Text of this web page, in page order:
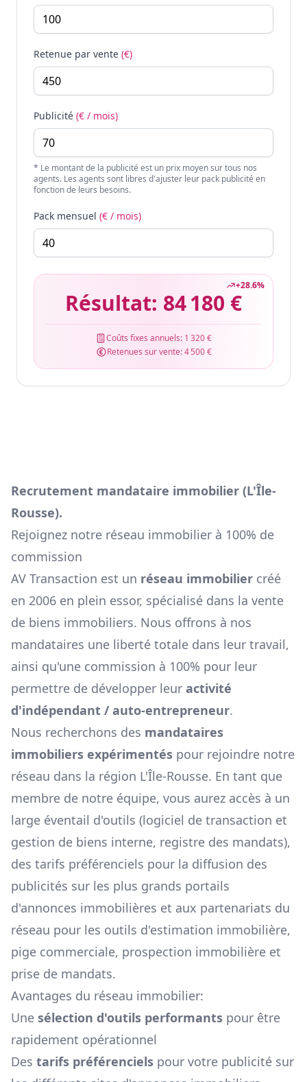
Retenue par vente (€)
Publicité (€ / mois)
* Le montant de la publicité est un prix moyen sur tous nos
agents. Les agents sont libres d'ajuster leur pack publicité en
fonction de leurs besoins.
Pack mensuel (€ / mois)
+28.6%
Résultat: 84 180 €
Coûts fixes annuels: 1 320 €
Retenues sur vente:4 500 €
Recrutement mandataire immobilier (L'Île-
Rousse).
Rejoignez notre réseau immobilier à 100% de
commission
AV Transaction est un réseau immobilier créé
en 2006 en plein essor, spécialisé dans la vente
de biens immobiliers. Nous offrons à nos
mandataires une liberté totale dans leur travail,
ainsi qu'une commission à 100% pour leur
permettre de développer leur activité
d'indépendant / auto-entrepreneur.
Nous recherchons des mandataires
immobiliers expérimentés pour rejoindre notre
réseau dans la région L'Île-Rousse. En tant que
membre de notre équipe, vous aurez accès à un
large éventail d'outils (logiciel de transaction et
gestion de biens interne, registre des mandats),
des tarifs préférenciels pour la diffusion des
publicités sur les plus grands portails
d'annonces immobilières et aux partenariats du
réseau pour les outils d'estimation immobilière,
pige commerciale, prospection immobilière et
prise de mandats.
Avantages du réseau immobilier:
Une sélection d'outils performants pour être
rapidement opérationnel
Des tarifs préférenciels pour votre publicité sur